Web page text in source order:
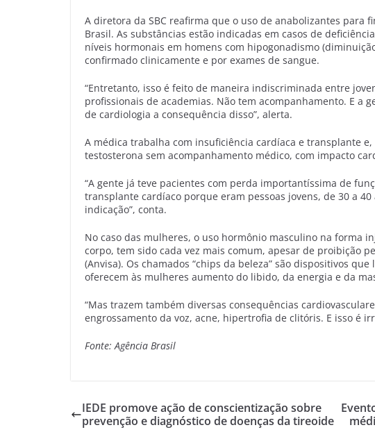
A diretora da SBC reafirma que o uso de anabolizantes para
Brasil. As substâncias estão indicadas em casos de
níveis hormonais em homens com hipogonadismo
confirmado clinicamente e por exames de sangue.
“Entretanto, isso é feito de maneira indiscriminada entre
profissionais de academias. Não tem acompanhamento. E a
de cardiologia a consequência disso”, alerta.
A médica trabalha com insuficiência cardíaca e transplante
testosterona sem acompanhamento médico, com impacto
“A gente já teve pacientes com perda importantíssima de
transplante cardíaco porque eram pessoas jovens, de 30 a
indicação”, conta.
No caso das mulheres, o uso hormônio masculino na forma
corpo, tem sido cada vez mais comum, apesar de proibição
(Anvisa). Os chamados “chips da beleza” são dispositivos
oferecem às mulheres aumento do libido, da energia e da
“Mas trazem também diversas consequências
engrossamento da voz, acne, hipertrofia de clitóris. E isso é
Fonte: Agência Brasil
IEDE promove ação de conscientização sobre
prevenção e diagnóstico de doenças da tireoide